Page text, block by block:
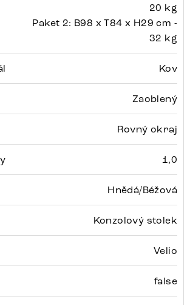
20 kg
Paket 2: B98 x T84 x H29 cm -
32 kg
Kov
Zaoblený
Rovný okraj
1,0
Hnědá/Béžová
Konzolový stolek
Velio
false